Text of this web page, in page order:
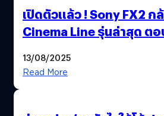
เปิดตัวแล้ว ! Sony FX2 ก
Cinema Line รุ่นล่าสุด ต
13/08/2025
Read More